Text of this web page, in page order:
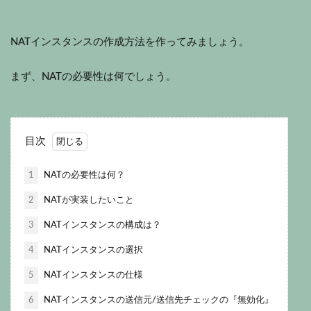
NATインスタンスの作成方法を作ってみましょう。
まず、NATの必要性は何でしょう。
目次
1 NATの必要性は何？
2 NATが実装したいこと
3 NATインスタンスの構成は？
4 NATインスタンスの選択
5 NATインスタンスの仕様
6 NATインスタンスの送信元/送信先チェックの『無効化』